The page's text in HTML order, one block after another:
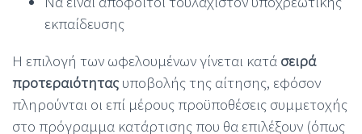
εκπαίδευσης
Η επιλογή των ωφελουμένων γίνεται κατά σειρά
προτεραιότηταςυποβολής της αίτησης, εφόσον
πληρούνται οι επί μέρους προϋποθέσεις συμμετοχής
στο πρόγραμμα κατάρτισης που θα επιλέξουν (όπως